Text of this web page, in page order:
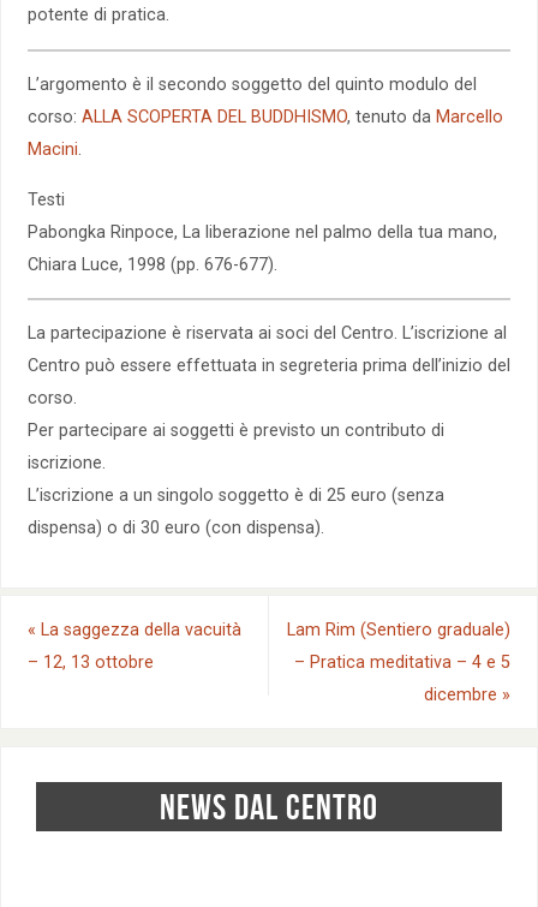
potente di pratica.
L’argomento è il secondo soggetto del quinto modulo del
corso: ALLA SCOPERTA DEL BUDDHISMO, tenuto da Marcello
Macini.
Testi
Pabongka Rinpoce, La liberazione nel palmo della tua mano,
Chiara Luce, 1998 (pp. 676-677).
La partecipazione è riservata ai soci del Centro. L’iscrizione al
Centro può essere effettuata in segreteria prima dell’inizio del
corso.
Per partecipare ai soggetti è previsto un contributo di
iscrizione.
L’iscrizione a un singolo soggetto è di 25 euro (senza
dispensa) o di 30 euro (con dispensa).
« La saggezza della vacuità
– 12, 13 ottobre
Lam Rim (Sentiero graduale)
– Pratica meditativa – 4 e 5
dicembre »
NEWS DAL CENTRO